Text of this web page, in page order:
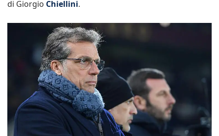
di Giorgio Chiellini.